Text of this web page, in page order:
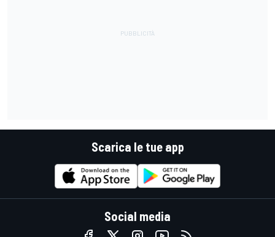
Scarica le tue app
Social media